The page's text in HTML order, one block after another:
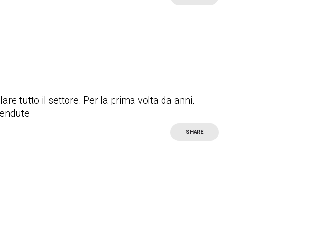
tutto il settore. Per la prima volta da anni,
SHARE